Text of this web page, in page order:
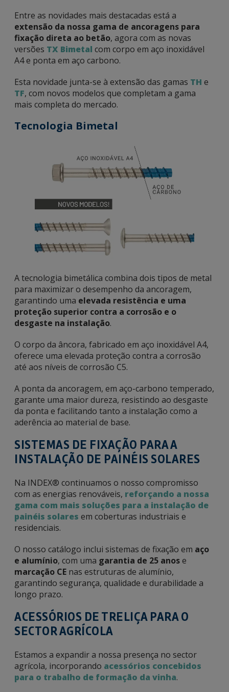
Entre as novidades mais destacadas está a
extensão da nossa gama de ancoragens para
fixação direta ao betão, agora com as novas
versões TX Bimetal com corpo em aço inoxidável
A4 e ponta em aço carbono.
Esta novidade junta-se à extensão das gamas TH e
TF, com novos modelos que completam a gama
mais completa do mercado.
Tecnologia Bimetal
A tecnologia bimetálica combina dois tipos de metal
para maximizar o desempenho da ancoragem,
garantindo uma elevada resistência e uma
proteção superior contra a corrosão e o
desgaste na instalação.
O corpo da âncora, fabricado em aço inoxidável A4,
oferece uma elevada proteção contra a corrosão
até aos níveis de corrosão C5.
A ponta da ancoragem, em aço-carbono temperado,
garante uma maior dureza, resistindo ao desgaste
da ponta e facilitando tanto a instalação como a
aderência ao material de base.
SISTEMAS DE FIXAÇÃO PARA A
INSTALAÇÃO DE PAINÉIS SOLARES
Na INDEX® continuamos o nosso compromisso
com as energias renováveis, reforçando a nossa
gama com mais soluções para a instalação de
painéis solares em coberturas industriais e
residenciais.
O nosso catálogo inclui sistemas de fixação em aço
e alumínio, com uma garantia de 25 anose
marcação CE nas estruturas de alumínio,
garantindo segurança, qualidade e durabilidade a
longo prazo.
ACESSÓRIOS DE TRELIÇA PARA O
SECTOR AGRÍCOLA
Estamos a expandir a nossa presença no sector
agrícola, incorporando acessórios concebidos
para o trabalho de formação da vinha.